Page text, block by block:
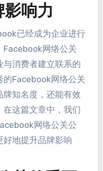
影响力
Facebook网络公关
与消费者建立联系的
的Facebook网络公关
知名度，还能有效
这篇文章中，我们
网络公关公
地提升品牌影响